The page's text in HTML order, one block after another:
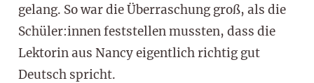
gelang. So war die Überraschung groß, als die
Schüler:innen feststellen mussten, dass die
Lektorin aus Nancy eigentlich richtig gut
Deutsch spricht.